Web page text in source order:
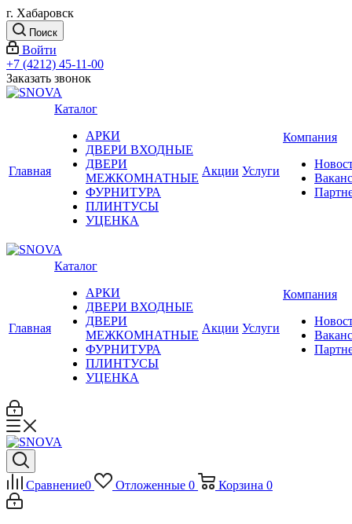
г. Хабаровск
Поиск
Войти
+7 (4212) 45-11-00
Заказать звонок
Главная
Каталог
АРКИ
ДВЕРИ ВХОДНЫЕ
ДВЕРИ
МЕЖКОМНАТНЫЕ
ФУРНИТУРА
ПЛИНТУСЫ
УЦЕНКА
Акции Услуги
Компания
Главная
Каталог
АРКИ
ДВЕРИ ВХОДНЫЕ
ДВЕРИ
МЕЖКОМНАТНЫЕ
ФУРНИТУРА
ПЛИНТУСЫ
УЦЕНКА
Акции Услуги
Компания
Сравнение0 Отложенные 0 Корзина 0